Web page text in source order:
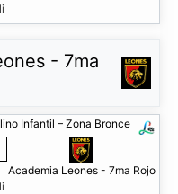
- 7ma
Infantil – Zona Bronce
Academia Leones - 7ma Rojo